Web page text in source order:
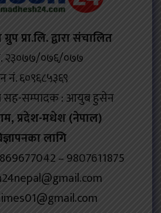
प्रा.लि. द्वारा संचालित
२३०७७/०७६/०७७
नं. ६०९६८५३६९
सम्पादक : आयुब हुसेन
प्रदेश-मधेश (नेपाल)
लागि
– 9807611875